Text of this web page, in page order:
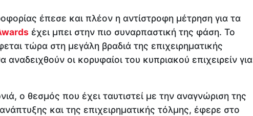
έπεσε και πλέον η αντίστροφη μέτρηση για τα
έχει μπει στην πιο συναρπαστική της φάση. Το
τώρα στη μεγάλη βραδιά της επιχειρηματικής
αναδειχθούν οι κορυφαίοι του κυπριακού επιχειρείν για
ο θεσμός που έχει ταυτιστεί με την αναγνώριση της
και της επιχειρηματικής τόλμης, έφερε στο